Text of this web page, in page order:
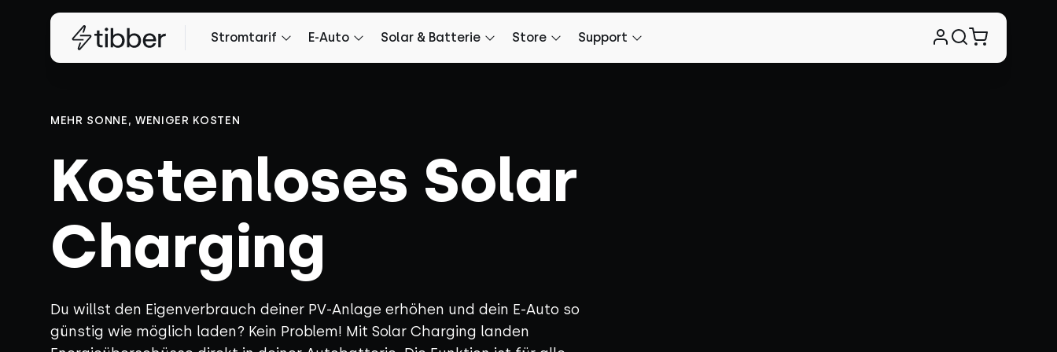
Stromtarif E-Auto Solar & Batterie Store Support
MEHR SONNE, WENIGER KOSTEN
Kostenloses Solar
Charging
Du willst den Eigenverbrauch deiner PV-Anlage erhöhen und dein E-Auto so
günstig wie möglich laden? Kein Problem! Mit Solar Charging landen